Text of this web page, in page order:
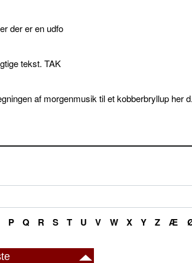
der er en udfo
tekst. TAK
af morgenmusik til et kobberbryllup her
P Q R S T U V W X Y Z Æ